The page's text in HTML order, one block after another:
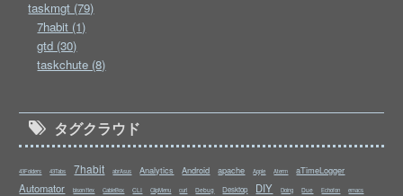
taskmgt (79)
7habit (1)
gtd (30)
taskchute (8)
タグクラウド
43Folders 43Tabs 7habit abrAsus Analytics Android apache Apple Aterm aTimeLogger
Automator bison/flex CableBox CLI ClipMenu curl Debug Desktop DIY Doing Due Echofon emacs